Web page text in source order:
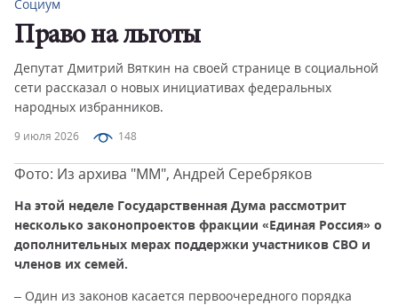
9 июля 2026 148
Социум
Право на льготы
Депутат Дмитрий Вяткин на своей странице в социальной
сети рассказал о новых инициативах федеральных
народных избранников.
Фото: Из архива "ММ", Андрей Серебряков
На этой неделе Государственная Дума рассмотрит
несколько законопроектов фракции «Единая Россия» о
дополнительных мерах поддержки участников СВО и
членов их семей.
– Один из законов касается первоочередного порядка